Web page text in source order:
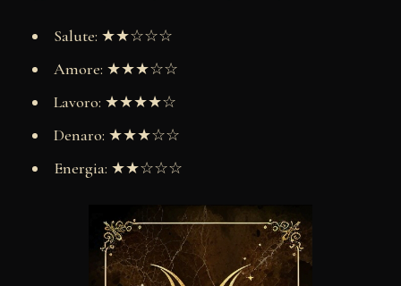
Salute: ★★☆☆☆
Amore: ★★★☆☆
Lavoro: ★★★★☆
Denaro: ★★★☆☆
Energia: ★★☆☆☆